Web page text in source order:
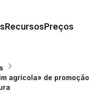
RecursosPreços
agrícola» de promoção